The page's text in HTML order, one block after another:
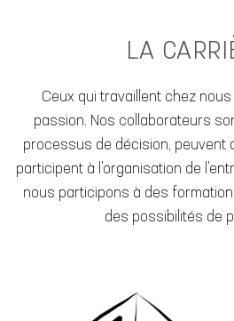
LA
Ceux qui travaillent chez
passion. Nos collaborateurs
processus de décision, peuvent
participent à l'organisation de
nous participons à des
des possibilités de